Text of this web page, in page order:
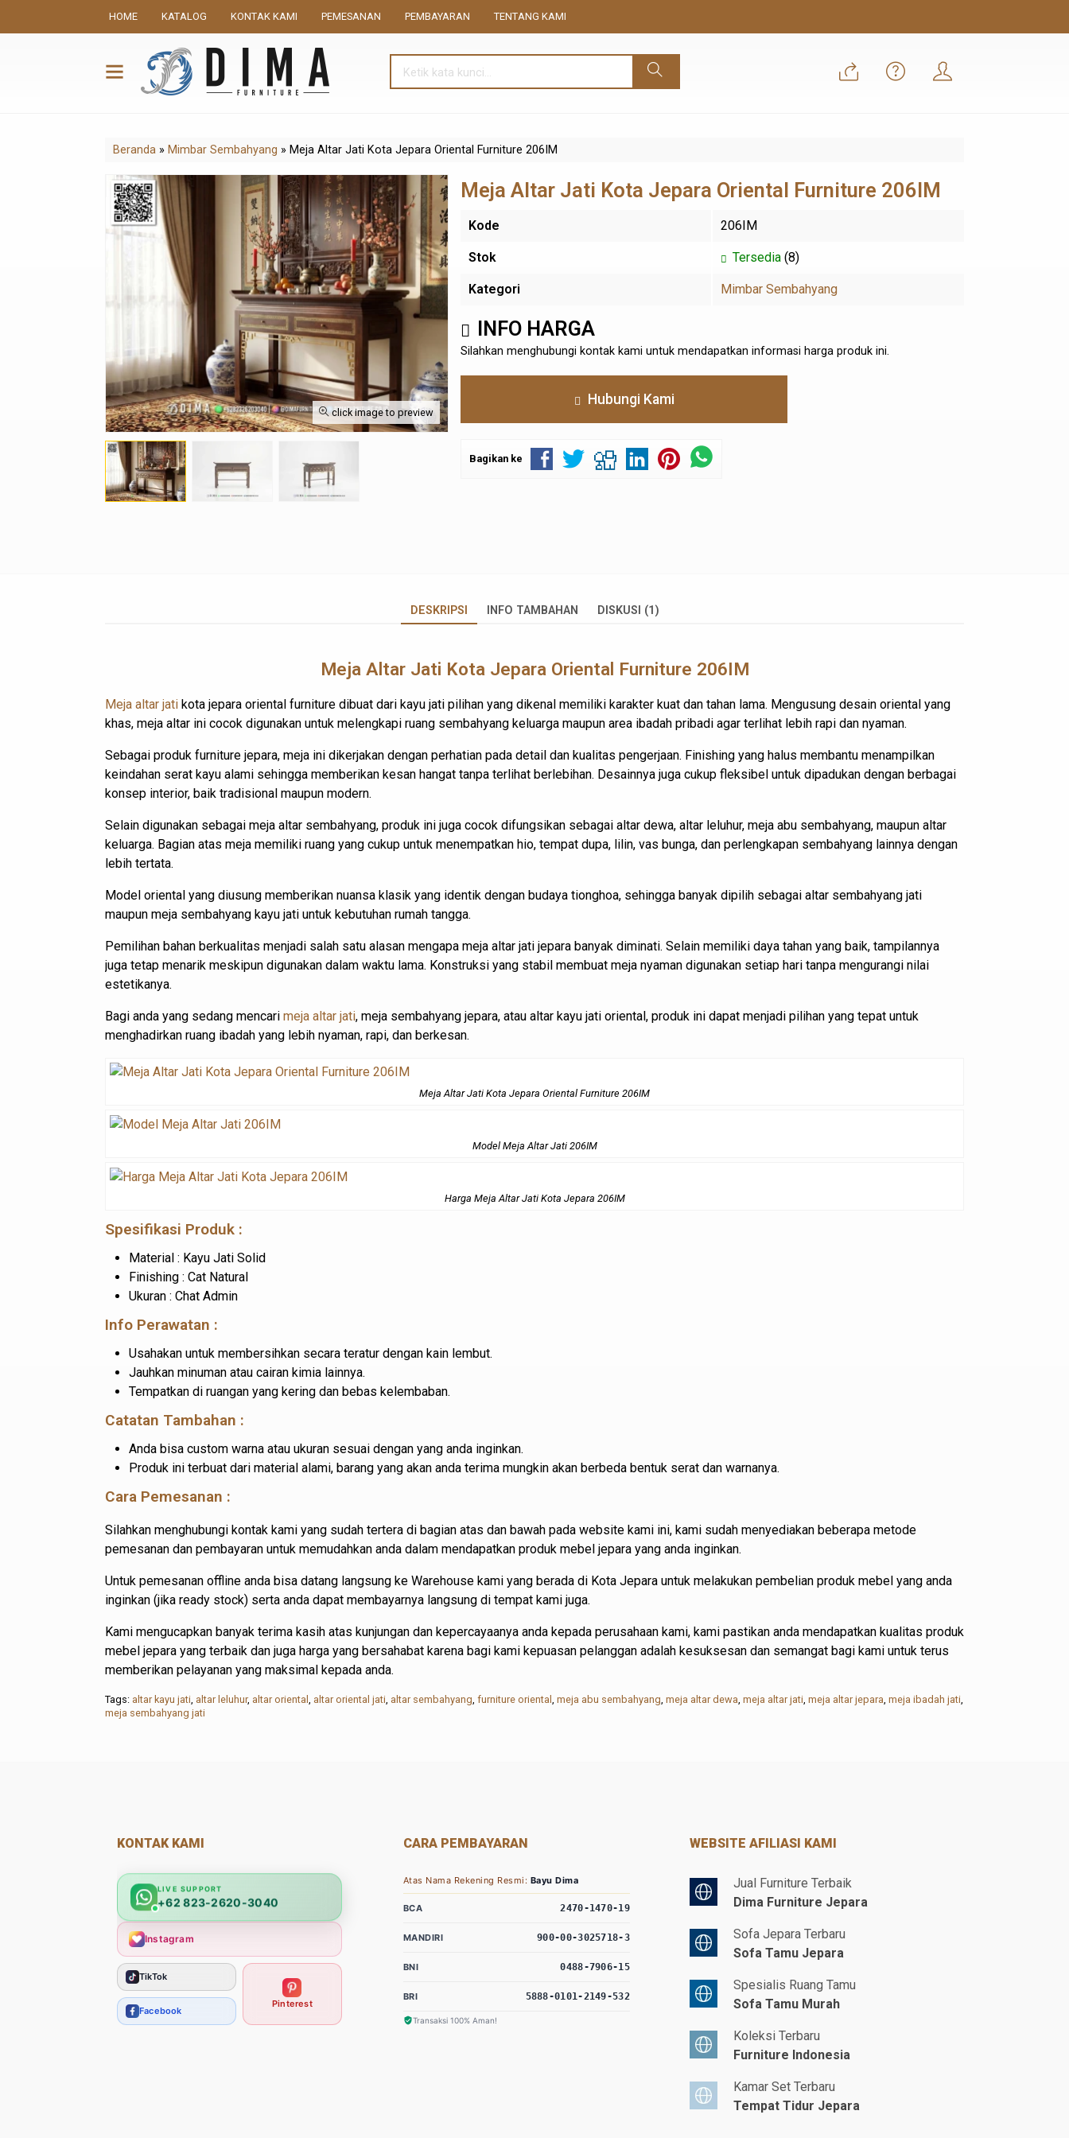
HOME KATALOG KONTAK KAMI PEMESANAN PEMBAYARAN TENTANG KAMI
Beranda » Mimbar Sembahyang » Meja Altar Jati Kota Jepara Oriental Furniture 206IM
click image to preview
Meja Altar Jati Kota Jepara Oriental Furniture 206IM
Kode 206IM
Stok Tersedia (8)
Kategori Mimbar Sembahyang
INFO HARGA
Silahkan menghubungi kontak kami untuk mendapatkan informasi harga produk ini.
Hubungi Kami
Bagikan ke
DESKRIPSI INFO TAMBAHAN DISKUSI (1)
Meja Altar Jati Kota Jepara Oriental Furniture 206IM
Meja altar jati kota jepara oriental furniture dibuat dari kayu jati pilihan yang dikenal memiliki karakter kuat dan tahan lama. Mengusung desain oriental yang
khas, meja altar ini cocok digunakan untuk melengkapi ruang sembahyang keluarga maupun area ibadah pribadi agar terlihat lebih rapi dan nyaman.
Sebagai produk furniture jepara, meja ini dikerjakan dengan perhatian pada detail dan kualitas pengerjaan. Finishing yang halus membantu menampilkan
keindahan serat kayu alami sehingga memberikan kesan hangat tanpa terlihat berlebihan. Desainnya juga cukup fleksibel untuk dipadukan dengan berbagai
konsep interior, baik tradisional maupun modern.
Selain digunakan sebagai meja altar sembahyang, produk ini juga cocok difungsikan sebagai altar dewa, altar leluhur, meja abu sembahyang, maupun altar
keluarga. Bagian atas meja memiliki ruang yang cukup untuk menempatkan hio, tempat dupa, lilin, vas bunga, dan perlengkapan sembahyang lainnya dengan
lebih tertata.
Model oriental yang diusung memberikan nuansa klasik yang identik dengan budaya tionghoa, sehingga banyak dipilih sebagai altar sembahyang jati
maupun meja sembahyang kayu jati untuk kebutuhan rumah tangga.
Pemilihan bahan berkualitas menjadi salah satu alasan mengapa meja altar jati jepara banyak diminati. Selain memiliki daya tahan yang baik, tampilannya
juga tetap menarik meskipun digunakan dalam waktu lama. Konstruksi yang stabil membuat meja nyaman digunakan setiap hari tanpa mengurangi nilai
estetikanya.
Bagi anda yang sedang mencari meja altar jati, meja sembahyang jepara, atau altar kayu jati oriental, produk ini dapat menjadi pilihan yang tepat untuk
menghadirkan ruang ibadah yang lebih nyaman, rapi, dan berkesan.
Meja Altar Jati Kota Jepara Oriental Furniture 206IM
Model Meja Altar Jati 206IM
Harga Meja Altar Jati Kota Jepara 206IM
Spesifikasi Produk :
Material : Kayu Jati Solid
Finishing : Cat Natural
Ukuran : Chat Admin
Info Perawatan :
Usahakan untuk membersihkan secara teratur dengan kain lembut.
Jauhkan minuman atau cairan kimia lainnya.
Tempatkan di ruangan yang kering dan bebas kelembaban.
Catatan Tambahan :
Anda bisa custom warna atau ukuran sesuai dengan yang anda inginkan.
Produk ini terbuat dari material alami, barang yang akan anda terima mungkin akan berbeda bentuk serat dan warnanya.
Cara Pemesanan :
Silahkan menghubungi kontak kami yang sudah tertera di bagian atas dan bawah pada website kami ini, kami sudah menyediakan beberapa metode
pemesanan dan pembayaran untuk memudahkan anda dalam mendapatkan produk mebel jepara yang anda inginkan.
Untuk pemesanan offline anda bisa datang langsung ke Warehouse kami yang berada di Kota Jepara untuk melakukan pembelian produk mebel yang anda
inginkan (jika ready stock) serta anda dapat membayarnya langsung di tempat kami juga.
Kami mengucapkan banyak terima kasih atas kunjungan dan kepercayaanya anda kepada perusahaan kami, kami pastikan anda mendapatkan kualitas produk
mebel jepara yang terbaik dan juga harga yang bersahabat karena bagi kami kepuasan pelanggan adalah kesuksesan dan semangat bagi kami untuk terus
memberikan pelayanan yang maksimal kepada anda.
Tags: altar kayu jati altar leluhur, altar oriental altar oriental jati altar sembahyang furniture oriental meja abu sembahyang meja altar dewa meja altar jati meja altar jepara meja ibadah jati
meja sembahyang jati
KONTAK KAMI
LIVE SUPPORT
+62 823-2620-3040
Instagram
TikTok
Facebook
Pinterest
CARA PEMBAYARAN
Atas Nama Rekening Resmi: Bayu Dima
BCA 2470-1470-19
MANDIRI 900-00-3025718-3
BNI 0488-7906-15
BRI 5888-0101-2149-532
Transaksi 100% Aman!
WEBSITE AFILIASI KAMI
Jual Furniture Terbaik
Dima Furniture Jepara
Sofa Jepara Terbaru
Sofa Tamu Jepara
Spesialis Ruang Tamu
Sofa Tamu Murah
Koleksi Terbaru
Furniture Indonesia
Kamar Set Terbaru
Tempat Tidur Jepara